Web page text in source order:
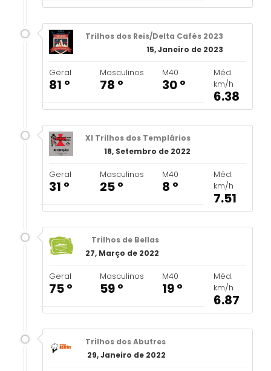
Trilhos dos Reis/Delta Cafés 2023
15, Janeiro de 2023
Geral
81 º
Masculinos
78 º
M40
30 º
Méd.
km/h
6.38
XI Trilhos dos Templários
18, Setembro de 2022
Geral
31 º
Masculinos
25 º
M40
8 º
Méd.
km/h
7.51
Trilhos de Bellas
27, Março de 2022
Geral
75 º
Masculinos
59 º
M40
19 º
Méd.
km/h
6.87
Trilhos dos Abutres
29, Janeiro de 2022